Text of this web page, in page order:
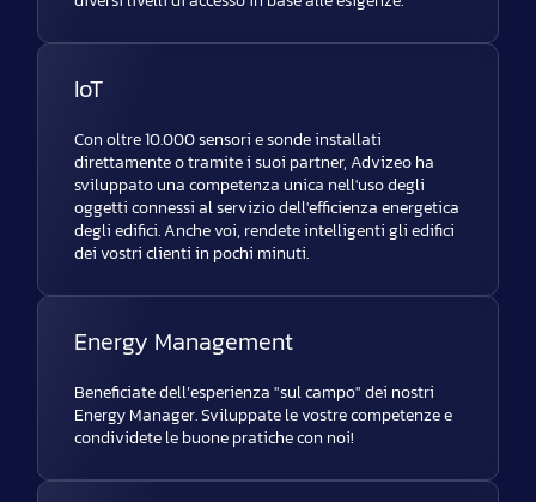
IoT
Con oltre 10.000 sensori e sonde installati
direttamente o tramite i suoi partner, Advizeo ha
sviluppato una competenza unica nell'uso degli
oggetti connessi al servizio dell'efficienza energetica
degli edifici. Anche voi, rendete intelligenti gli edifici
dei vostri clienti in pochi minuti.
Energy Management
Beneficiate dell’esperienza "sul campo" dei nostri
Energy Manager. Sviluppate le vostre competenze e
condividete le buone pratiche con noi!